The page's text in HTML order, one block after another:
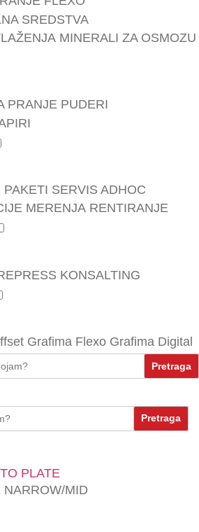
SREDSTVA
MINERALI ZA OSMOZU
PRANJE PUDERI
PAKETI SERVIS ADHOC
MERENJA RENTIRANJE
KONSALTING
Grafima Flexo Grafima Digital
PLATE
NARROW/MID